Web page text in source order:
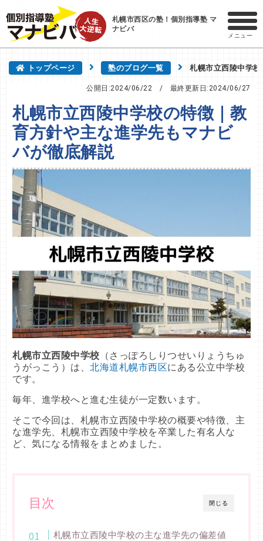
札幌市西区の塾！個別指導塾 マ
ナビバ
メニュー
トップページ 塾のブログ一覧 札幌市立西陵中学
公開日:2024/06/22 / 最終更新日:2024/06/27
札幌市立西陵中学校の特徴｜教
育方針や主な進学先もマナビ
バが徹底解説
札幌市立西陵中学校 （さっぽろしりつせいりょうちゅ
うがっこう）は、北海道札幌市西区にある公立中学校
です。
毎年、進学校へと進む生徒が一定数います。
そこで今回は、札幌市立西陵中学校の概要や特徴、主
な進学先、札幌市立西陵中学校を卒業した有名人な
ど、気になる情報をまとめました。
閉じる
目次
札幌市立西陵中学校の主な進学先の偏差値